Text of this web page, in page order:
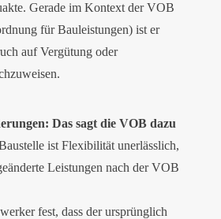
Gerade im Kontext der VOB
für Bauleistungen) ist er
auf Vergütung oder
Das sagt die VOB dazu
ist Flexibilität unerlässlich,
Leistungen nach der VOB
fest, dass der ursprünglich